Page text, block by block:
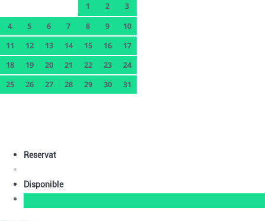
1 2
3
4
5 6 7 8 9
10
11
12 13 14 15 16
17
18
19 20 21 22 23
24
25
26 27 28 29 30 31
Reservat
Disponible